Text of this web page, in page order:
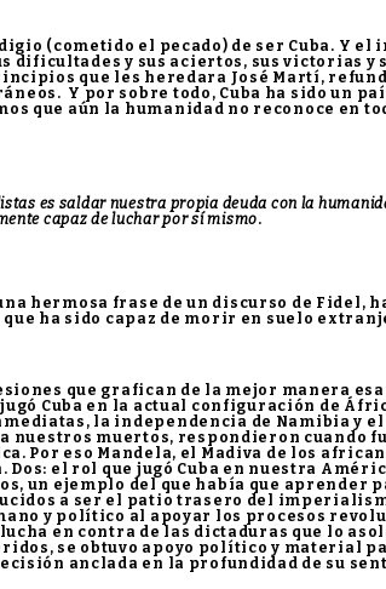
(cometido el pecado) de ser Cuba. Y
dificultades y sus aciertos, sus victorias y
que les heredara José Martí,
Y por sobre todo, Cuba ha sido un
que aún la humanidad no reconoce en
es saldar nuestra propia deuda con la
capaz de luchar por sí mismo.
hermosa frase de un discurso de Fidel,
que ha sido capaz de morir en suelo
que grafican de la mejor manera
Cuba en la actual configuración de
la independencia de Namibia y
a nuestros muertos, respondieron cuando
Por eso Mandela, el Madiva de los
Dos: el rol que jugó Cuba en nuestra
un ejemplo del que había que aprender
a ser el patio trasero del
y político al apoyar los procesos
en contra de las dictaduras que lo
se obtuvo apoyo político y material
anclada en la profundidad de su